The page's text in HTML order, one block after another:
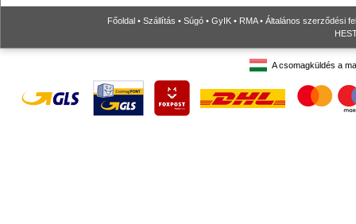
Főoldal • Szállítás • Súgó • GyIK • RMA• Általános szerződési
A csomagküldés a